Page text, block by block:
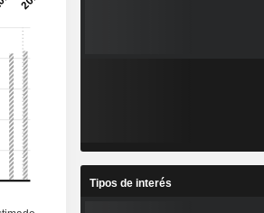
Tipos de interés